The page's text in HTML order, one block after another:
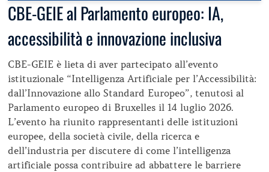
CBE-GEIE al Parlamento europeo: IA,
accessibilità e innovazione inclusiva
CBE-GEIE è lieta di aver partecipato all’evento
istituzionale “Intelligenza Artificiale per l’Accessibilità:
dall’Innovazione allo Standard Europeo”, tenutosi al
Parlamento europeo di Bruxelles il 14 luglio 2026.
L’evento ha riunito rappresentanti delle istituzioni
europee, della società civile, della ricerca e
dell’industria per discutere di come l’intelligenza
artificiale possa contribuire ad abbattere le barriere